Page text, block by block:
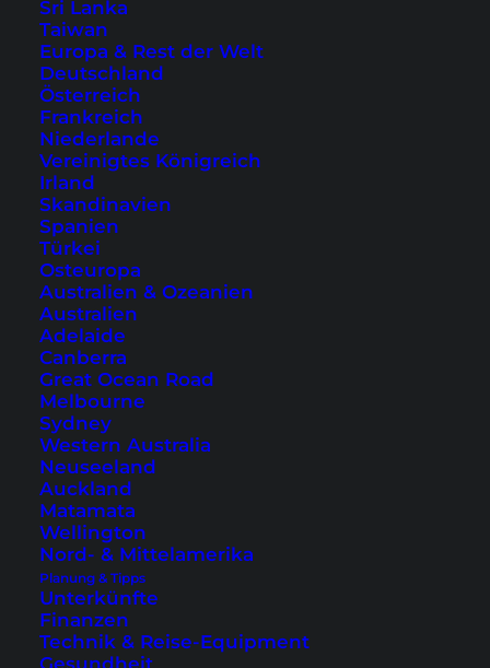
Sri Lanka
Taiwan
Europa & Rest der Welt
Deutschland
Österreich
Frankreich
Niederlande
Vereinigtes Königreich
Irland
Skandinavien
Spanien
Türkei
Osteuropa
Australien & Ozeanien
Australien
Adelaide
Canberra
Great Ocean Road
Melbourne
Sydney
Western Australia
Neuseeland
Auckland
Matamata
Wellington
Nord- & Mittelamerika
Planung & Tipps
Unterkünfte
Finanzen
Technik & Reise-Equipment
Gesundheit
von Korat
Korat ist das Tor zum Isaan. Entdecke in diesem
Artikel unsere Empfehlungen und Top
Sehenswürdigkeiten in Nakhon Ratchasima.
Phimai Historical Park – ein
Besuch im Geschichtspark
Der Phimai Historical Park ist eng mit der
Khmer Kultur und Angkor Wat verbunden. Ein
Ausflug im Isaan, der sich wirklich lohnt.